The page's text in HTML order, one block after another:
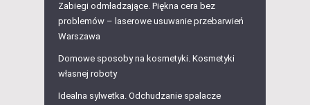
Zabiegi odmładzające. Piękna cera bez
problemów – laserowe usuwanie przebarwień
Warszawa
Domowe sposoby na kosmetyki. Kosmetyki
własnej roboty
Idealna sylwetka. Odchudzanie spalacze